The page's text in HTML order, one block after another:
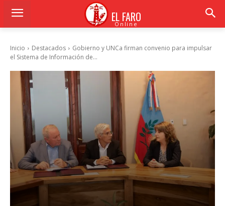
EL FARO
Online
Inicio Destacados
Gobierno y UNCa firman convenio para impulsar
el Sistema de Información de...